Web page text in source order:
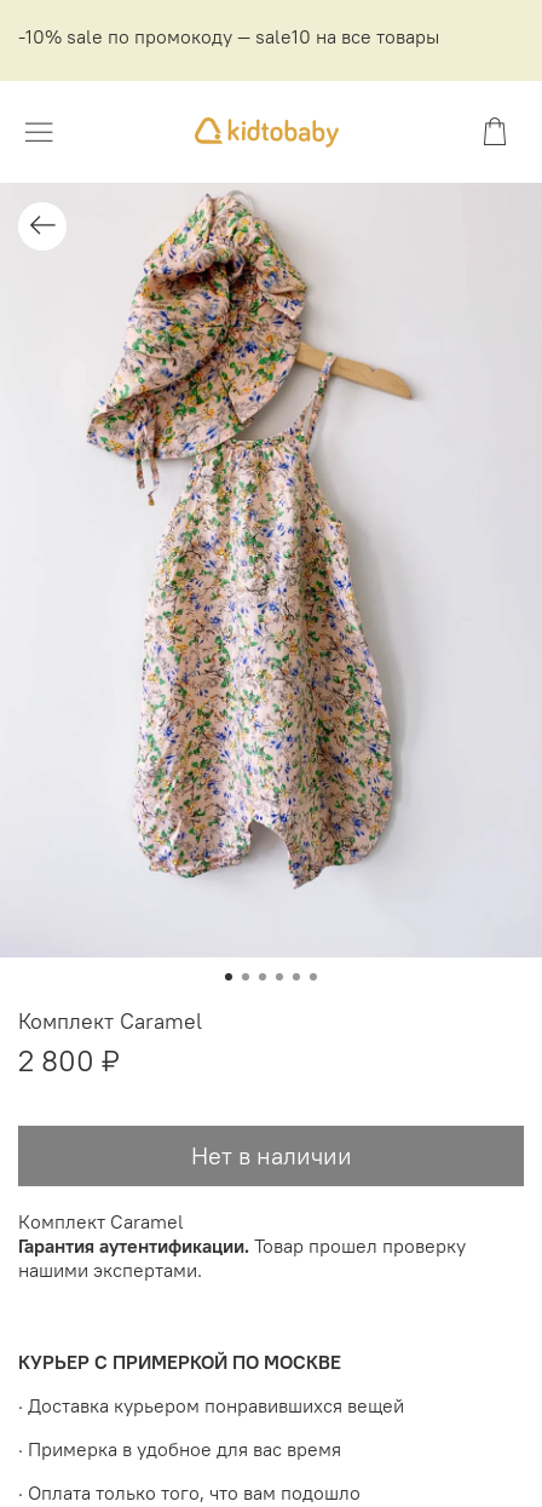
-10% sale по промокоду — sale10 на все товары
Комплект Caramel
2 800 ₽
Нет в наличии
Комплект Caramel
Гарантия аутентификации. Товар прошел проверку
нашими экспертами.
КУРЬЕР С ПРИМЕРКОЙ ПО МОСКВЕ
· Доставка курьером понравившихся вещей
· Примерка в удобное для вас время
· Оплата только того, что вам подошло